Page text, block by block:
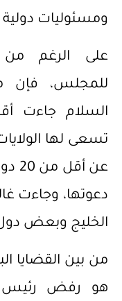
ومسئوليات
على الرغم من
للمجلس، فإن
السلام جاءت
تسعى لها
دعوتها، وجاءت
الخليج وبعض دول
من بين القضايا
هو رفض رئيس